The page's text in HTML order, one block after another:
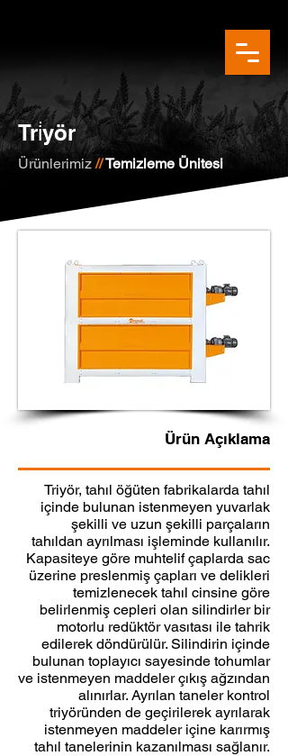
Tri̇yör
Ürünlerimiz //Temizleme Ünitesi
Ürün Açıklama
Triyör, tahıl öğüten fabrikalarda tahıl
içinde bulunan istenmeyen yuvarlak
şekilli ve uzun şekilli parçaların
tahıldan ayrılması işleminde kullanılır.
Kapasiteye göre muhtelif çaplarda sac
üzerine preslenmiş çapları ve delikleri
temizlenecek tahıl cinsine göre
belirlenmiş cepleri olan silindirler bir
motorlu redüktör vasıtası ile tahrik
edilerek döndürülür. Silindirin içinde
bulunan toplayıcı sayesinde tohumlar
ve istenmeyen maddeler çıkış ağzından
alınırlar. Ayrılan taneler kontrol
triyöründen de geçirilerek ayrılarak
istenmeyen maddeler içine karırmış
tahıl tanelerinin kazanılması sağlanır.